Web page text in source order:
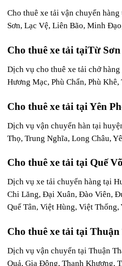
Cho thuê xe tải vận chuyển
Sơn, Lạc Vệ, Liên Bão, Minh
Cho thuê xe tải tạiTừ Sơn
Dịch vụ cho thuê xe tải chở
Hương Mạc, Phù Chẩn, Phù
Cho thuê xe tải tại Yên
Dịch vụ vận chuyển hàn tại
Thọ, Trung Nghĩa, Long Châu,
Cho thuê xe tải tại Quế Võ
Dịch vụ xe tải chuyển hàng tại
Chi Lăng, Đại Xuân, Đào Viên,
Quế Tân, Việt Hùng, Việt Thống,
Cho thuê xe tải tại
Dịch vụ vận chuyển tại Thuận
Quả, Gia Đông, Thanh Khương,